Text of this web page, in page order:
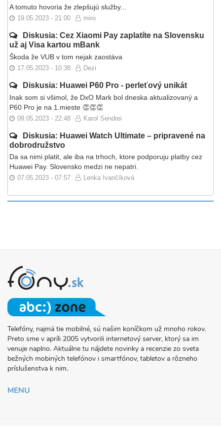
A tomuto hovoria že zlepšujú služby...
19.05.2023 - 21:00 miro
Diskusia: Cez Xiaomi Pay zaplatíte na Slovensku
už aj Visa kartou mBank
Škoda že VUB v tom nejak zaostáva
17.05.2023 - 10:38 Dezi
Diskusia: Huawei P60 Pro - perleťový unikát
Inak som si všimol, že DxO Mark bol dneska aktualizovaný a
P60 Pro je na 1.mieste 👏👏👏
09.05.2023 - 22:48 Karol Sendrei
Diskusia: Huawei Watch Ultimate – pripravené na
dobrodružstvo
Da sa nimi platit, ale iba na trhoch, ktore podporuju platby cez
Huawei Pay. Slovensko medzi ne nepatri.
07.05.2023 - 07:57 Lenka Ivančíková
O
PROJEKTE
FONY.SK
Telefóny, najmä tie mobilné, sú našim koníčkom už mnoho rokov.
Preto sme v apríli 2005 vytvorili internetový server, ktorý sa im
venuje naplno. Aktuálne tu nájdete novinky a recenzie zo sveta
bežných mobiných telefónov i smartfónov, tabletov a rôzneho
príslušenstva k nim.
MENU